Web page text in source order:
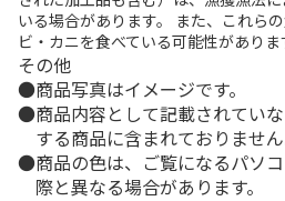
いる場合があります。 また、これら
ビ・カニを食べている可能性がありま
その他
商品写真はイメージです。
商品内容として記載されてい
する商品に含まれておりません
商品の色は、ご覧になるパソ
際と異なる場合があります。